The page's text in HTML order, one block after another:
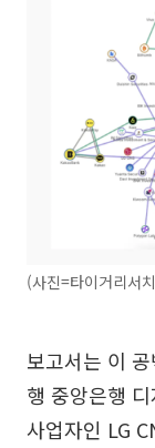
(사진=타이거리서
보고서는 이
행 중앙은행
사업자인 LG